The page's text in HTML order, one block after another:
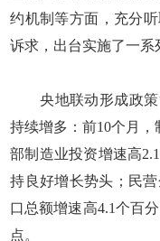
约机制等方面，充分
诉求，出台实施了一系
央地联动形成政策“
持续增多：前10个月，
部制造业投资增速高
持良好增长势头；民
口总额增速高4.1个百
点。